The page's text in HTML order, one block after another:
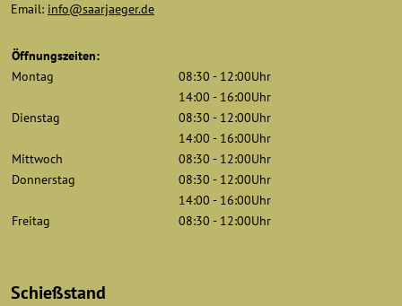
Email: info@saarjaeger.de
Öffnungszeiten:
Montag
08:30 - 12:00Uhr
14:00 - 16:00Uhr
Dienstag
08:30 - 12:00Uhr
14:00 - 16:00Uhr
Mittwoch
08:30 - 12:00Uhr
Donnerstag
08:30 - 12:00Uhr
14:00 - 16:00Uhr
Freitag
08:30 - 12:00Uhr
Schießstand